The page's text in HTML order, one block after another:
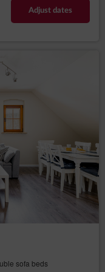
z danymi na adres:
braku potwierdzenia
sprzedaży w
kwietnia 2016 r. w
z przetwarzaniem
przepływu takich
Urzędowy UE L 119 -
jest P+P-Paszt,
70-028, ul.
się
wypełnienie
Adjust dates
sofa beds